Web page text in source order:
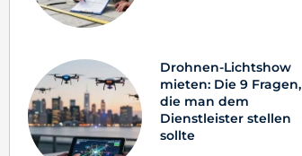
Drohnen-Lichtshow
mieten: Die 9 Fragen,
die man dem
Dienstleister stellen
sollte